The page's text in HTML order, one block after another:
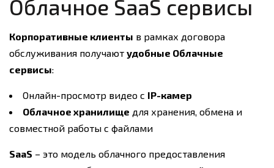
Облачное SaaS сервисы
Корпоративные клиенты в рамках договора
обслуживания получают удобные Облачные
сервисы:
Онлайн-просмотр видео с IP-камер
Облачное хранилище для хранения, обмена и
совместной работы с файлами
SaaS – это модель облачного предоставления